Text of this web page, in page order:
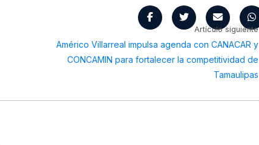
Artículo siguiente
Américo Villarreal impulsa agenda con CANACAR y
CONCAMIN para fortalecer la competitividad de
Tamaulipas